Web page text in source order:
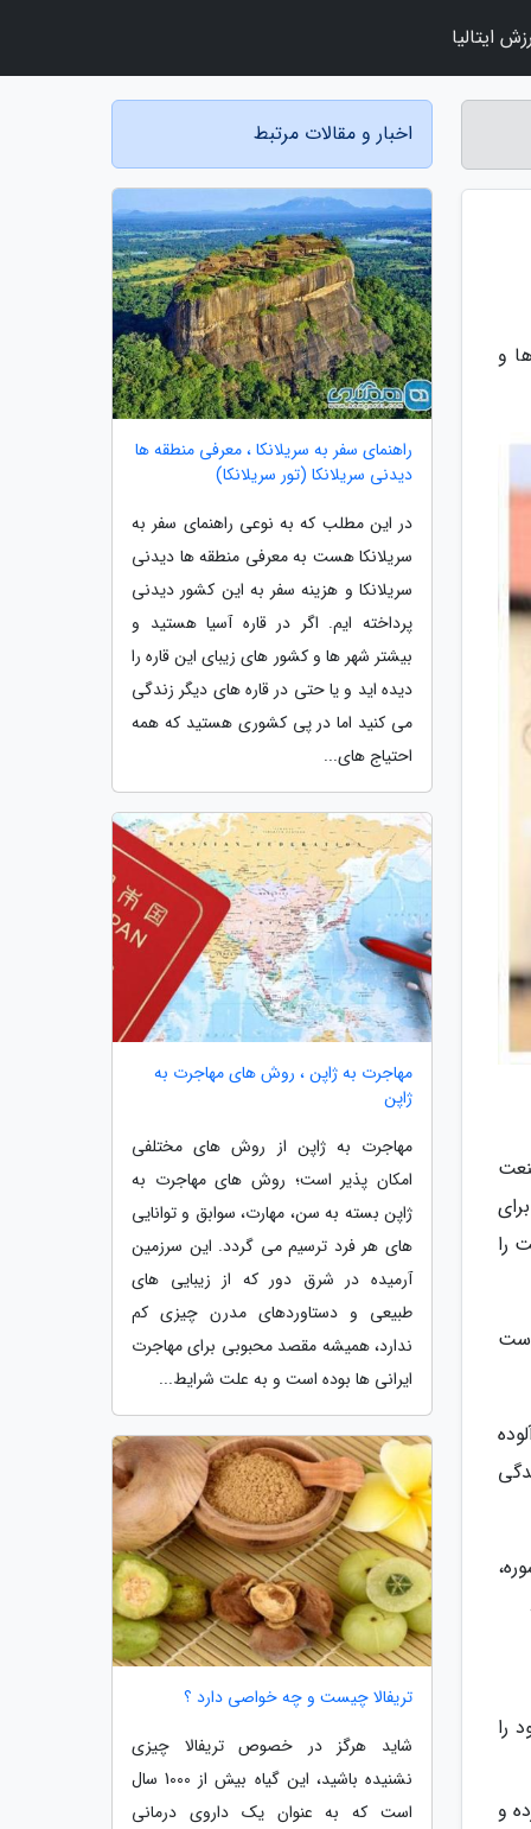
و
را
را
و
اخبار و مقالات مرتبط
راهنمای سفر به سریلانکا ، معرفی منطقه ها
دیدنی سریلانکا (تور سریلانکا)
در این مطلب که به نوعی راهنمای سفر به
سریلانکا هست به معرفی منطقه ها دیدنی
سریلانکا و هزینه سفر به این کشور دیدنی
پرداخته ایم. اگر در قاره آسیا هستید و
بیشتر شهر ها و کشور های زیبای این قاره را
دیده اید و یا حتی در قاره های دیگر زندگی
می کنید اما در پی کشوری هستید که همه
احتیاج های...
مهاجرت به ژاپن ، روش های مهاجرت به
ژاپن
مهاجرت به ژاپن از روش های مختلفی
امکان پذیر است؛ روش های مهاجرت به
ژاپن بسته به سن، مهارت، سوابق و توانایی
های هر فرد ترسیم می گردد. این سرزمین
آرمیده در شرق دور که از زیبایی های
طبیعی و دستاوردهای مدرن چیزی کم
ندارد، همیشه مقصد محبوبی برای مهاجرت
ایرانی ها بوده است و به علت شرایط...
تریفالا چیست و چه خواصی دارد ؟
شاید هرگز در خصوص تریفالا چیزی
نشنیده باشید، این گیاه بیش از 1000 سال
است که به عنوان یک داروی درمانی
ایتالیا